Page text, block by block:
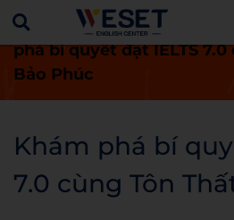
Trang chủ Thành tích
phá bí quyết đạt IELTS
Bảo Phúc
Khám phá bí
7.0 cùng Tôn